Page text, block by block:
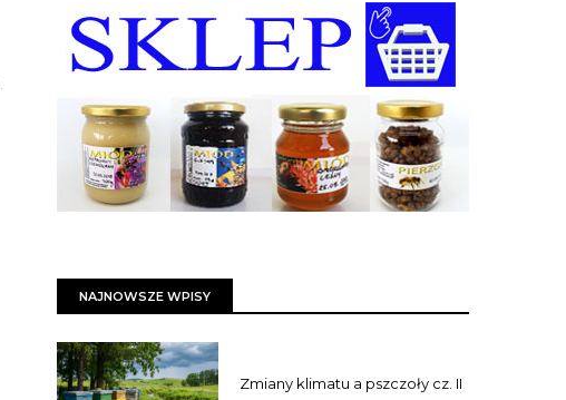
NAJNOWSZE WPISY
Zmiany klimatu a pszczoły cz. II